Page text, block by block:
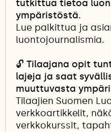
tutkittua tietoa
ympäristöstä.
Lue palkittua ja
luontojournalismia.
🔓 Tilaajana opit
lajeja ja saat
muuttuvasta
Tilaajien Suomen
verkkoartikkelit,
verkkokurssit,